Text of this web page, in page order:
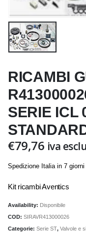
RICAMBI
SERIE ICL
€79,76 iva
Spedizione Italia in 7
Kit ricambi Aventics
Availability: Disponibile
COD: SIRAVR413000026
Categorie: Serie ST, Valvole e